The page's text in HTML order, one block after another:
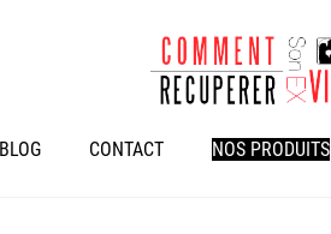
BLOG CONTACT NOS PRODUITS